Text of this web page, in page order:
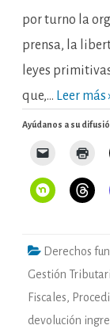
por turno la
prensa, la
leyes
que,… Leer más
Ayúdanos a su
Derechos
Gestión
Fiscales,
devolución